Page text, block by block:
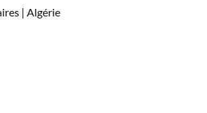
| Algérie